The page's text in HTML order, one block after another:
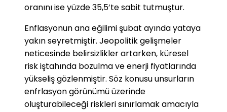
oranını ise yüzde 35,5’te sabit tutmuştur.
Enflasyonun ana eğilimi şubat ayında yataya
yakın seyretmiştir. Jeopolitik gelişmeler
neticesinde belirsizlikler artarken, küresel
risk iştahında bozulma ve enerji fiyatlarında
yükseliş gözlenmiştir. Söz konusu unsurların
enfrlasyon görünümü üzerinde
oluşturabileceği riskleri sınırlamak amacıyla